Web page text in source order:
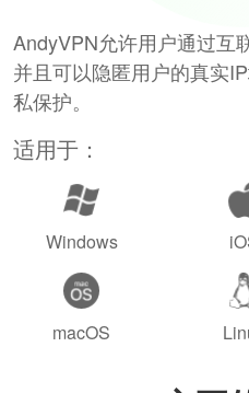
AndyVPN允许用户通过互
并且可以隐匿用户的真实
私保护。
适用于：
Windows
macOS